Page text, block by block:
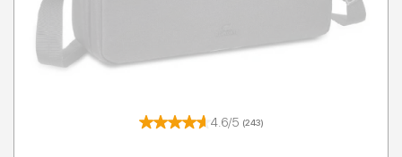
4.6/5 (243)